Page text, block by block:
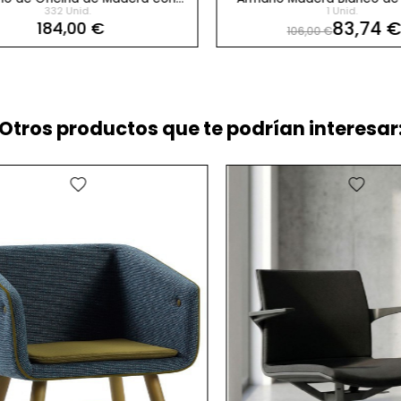
Llave Basic de Forma 5
332 Unid.
184,00 €
1 Unid.
106,00 €83,74 €
Otros productos que te podrían
favorite favorite